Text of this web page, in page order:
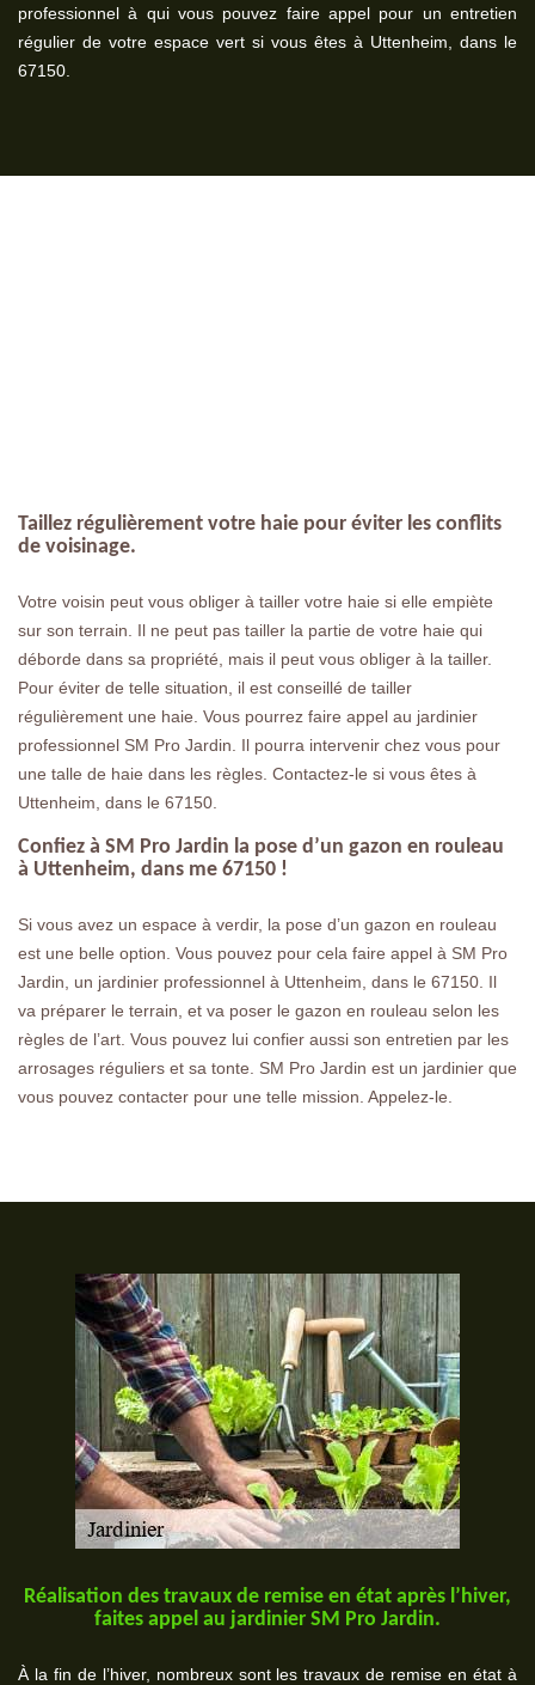
professionnel à qui vous pouvez faire appel pour un entretien
régulier de votre espace vert si vous êtes à Uttenheim, dans le
67150.
Taillez régulièrement votre haie pour éviter les conflits
de voisinage.
Votre voisin peut vous obliger à tailler votre haie si elle empiète
sur son terrain. Il ne peut pas tailler la partie de votre haie qui
déborde dans sa propriété, mais il peut vous obliger à la tailler.
Pour éviter de telle situation, il est conseillé de tailler
régulièrement une haie. Vous pourrez faire appel au jardinier
professionnel SM Pro Jardin. Il pourra intervenir chez vous pour
une talle de haie dans les règles. Contactez-le si vous êtes à
Uttenheim, dans le 67150.
Confiez à SM Pro Jardin la pose d’un gazon en rouleau
à Uttenheim, dans me 67150 !
Si vous avez un espace à verdir, la pose d’un gazon en rouleau
est une belle option. Vous pouvez pour cela faire appel à SM Pro
Jardin, un jardinier professionnel à Uttenheim, dans le 67150. Il
va préparer le terrain, et va poser le gazon en rouleau selon les
règles de l’art. Vous pouvez lui confier aussi son entretien par les
arrosages réguliers et sa tonte. SM Pro Jardin est un jardinier que
vous pouvez contacter pour une telle mission. Appelez-le.
Réalisation des travaux de remise en état après l’hiver,
faites appel au jardinier SM Pro Jardin.
À la fin de l’hiver, nombreux sont les travaux de remise en état à